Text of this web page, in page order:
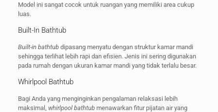
Model ini sangat cocok untuk ruangan yang memiliki area cukup
luas.
Built-In Bathtub
Built-in bathtubdipasang menyatu dengan struktur kamar mandi
sehingga terlihat lebih rapi dan efisien. Jenis ini sering digunakan
pada rumah dengan ukuran kamar mandi yang tidak terlalu besar.
Whirlpool Bathtub
Bagi Anda yang menginginkan pengalaman relaksasi lebih
maksimal, whirlpool bathtubmenawarkan fitur pijatan air yang